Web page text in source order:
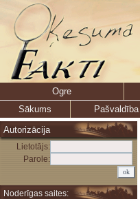
Ogre
Sākums
Pašvaldība
Autorizācija
Lietotājs:
Parole:
Noderīgas saites: